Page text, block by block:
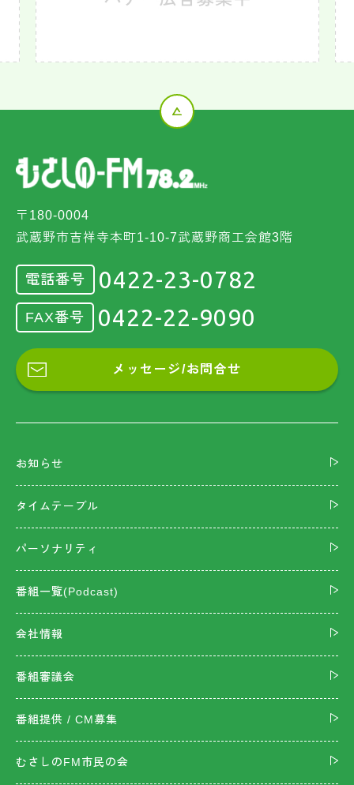
〒180-0004
武蔵野市吉祥寺本町1-10-7武蔵野商工会館3階
電話番号 0422-23-0782
FAX番号 0422-22-9090
メッセージ/お問合せ
お知らせ
タイムテーブル
パーソナリティ
番組一覧(Podcast)
会社情報
番組審議会
番組提供 / CM募集
むさしのFM市民の会